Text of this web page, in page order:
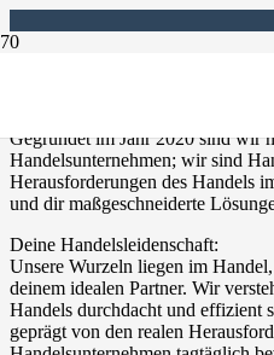
Gegründet im Jahr 2020 sind wir
Handelsunternehmen; wir sind
Herausforderungen des Handels
und dir maßgeschneiderte
Deine Handelsleidenschaft:
Unsere Wurzeln liegen im
deinem idealen Partner. Wir
Handels durchdacht und effizient
geprägt von den realen